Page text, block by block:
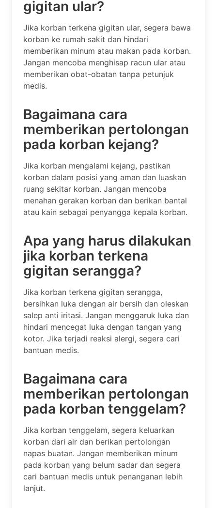
gigitan ular?
Jika korban terkena gigitan ular, segera bawa
korban ke rumah sakit dan hindari
memberikan minum atau makan pada korban.
Jangan mencoba menghisap racun ular atau
memberikan obat-obatan tanpa petunjuk
medis.
Bagaimana cara
memberikan pertolongan
pada korban kejang?
Jika korban mengalami kejang, pastikan
korban dalam posisi yang aman dan luaskan
ruang sekitar korban. Jangan mencoba
menahan gerakan korban dan berikan bantal
atau kain sebagai penyangga kepala korban.
Apa yang harus dilakukan
jika korban terkena
gigitan serangga?
Jika korban terkena gigitan serangga,
bersihkan luka dengan air bersih dan oleskan
salep anti iritasi. Jangan menggaruk luka dan
hindari mencegat luka dengan tangan yang
kotor. Jika terjadi reaksi alergi, segera cari
bantuan medis.
Bagaimana cara
memberikan pertolongan
pada korban tenggelam?
Jika korban tenggelam, segera keluarkan
korban dari air dan berikan pertolongan
napas buatan. Jangan memberikan minum
pada korban yang belum sadar dan segera
cari bantuan medis untuk penanganan lebih
lanjut.